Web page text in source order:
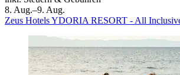
8. Aug.–9. Aug.
Zeus Hotels YDORIA RESORT - All